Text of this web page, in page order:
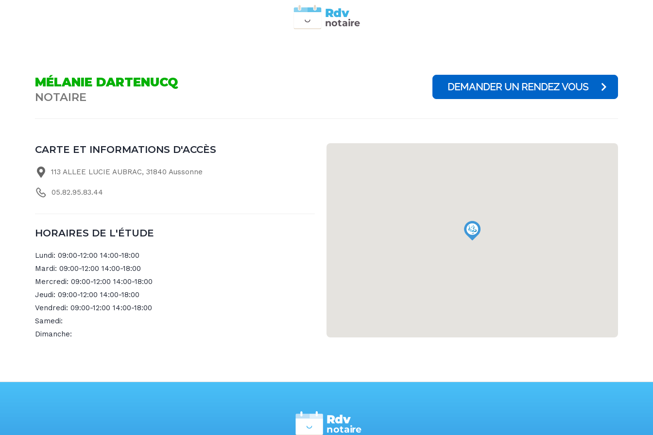
notaire
Rdv
MÉLANIE DARTENUCQ
NOTAIRE
DEMANDER UN RENDEZ VOUS
CARTE ET INFORMATIONS D'ACCÈS
113 ALLEE LUCIE AUBRAC, 31840 Aussonne
05.82.95.83.44
HORAIRES DE L'ÉTUDE
Lundi: 09:00-12:00 14:00-18:00
Mardi: 09:00-12:00 14:00-18:00
Mercredi: 09:00-12:00 14:00-18:00
Jeudi: 09:00-12:00 14:00-18:00
Vendredi: 09:00-12:00 14:00-18:00
Samedi:
Dimanche:
notaire
Rdv